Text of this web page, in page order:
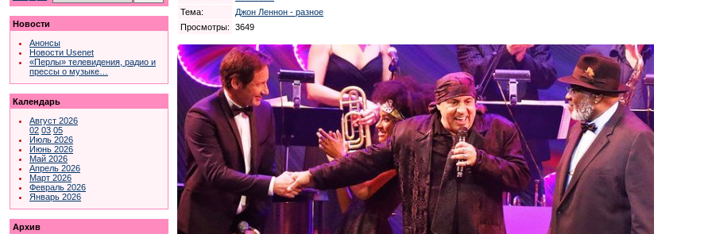
Новости
Анонсы
Новости Usenet
«Перлы» телевидения, радио и
прессы о музыке…
Календарь
Август 2026
02 03 05
Июль 2026
Июнь 2026
Май 2026
Апрель 2026
Март 2026
Февраль 2026
Январь 2026
Архив
Тема:
Джон Леннон - разное
Просмотры:
3649